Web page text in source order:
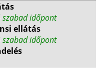
szabad időpont
ellátás
szabad időpont